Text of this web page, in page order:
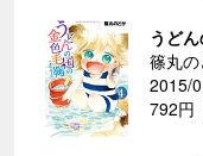
うど
篠丸
2015/
792円